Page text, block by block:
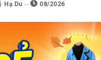
Hạ Du 08/2026